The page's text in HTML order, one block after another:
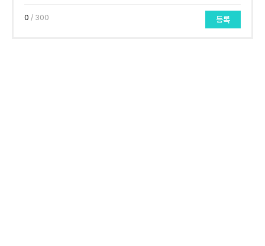
0 / 300 등록